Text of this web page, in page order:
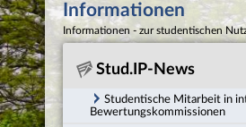
Informationen
Informationen - zur studentischen
Stud.IP-News
Studentische Mitarbeit in
Bewertungskommissionen